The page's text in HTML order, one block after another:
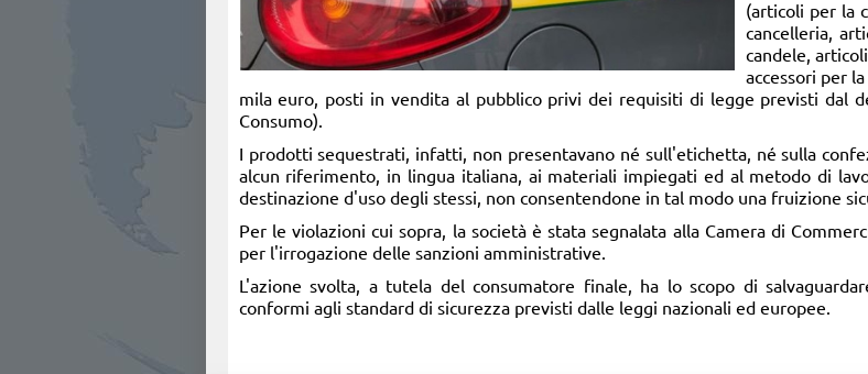
(articoli per la
cancelleria,
candele,
accessori per
mila euro, posti in vendita al pubblico privi dei requisiti di legge previsti dal
Consumo).
I prodotti sequestrati, infatti, non presentavano né sull'etichetta, né sulla
alcun riferimento, in lingua italiana, ai materiali impiegati ed al metodo di
destinazione d'uso degli stessi, non consentendone in tal modo una fruizione
Per le violazioni cui sopra, la società è stata segnalata alla Camera di
per l'irrogazione delle sanzioni amministrative.
L'azione svolta, a tutela del consumatore finale, ha lo scopo di
conformi agli standard di sicurezza previsti dalle leggi nazionali ed europee.​​